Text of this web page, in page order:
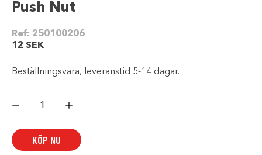
Push Nut
Ref: 250100206
12 SEK
Beställningsvara, leveranstid 5-14 dagar.
Nut
KÖP NU